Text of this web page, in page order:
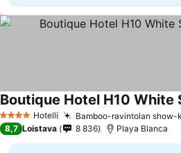
4 Tähtiluokitus
Hotelli Bamboo-ravintolan show-
Katso hinnat
8,7 Loistava 8 836 Playa Blanca